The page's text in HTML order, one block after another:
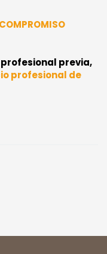
previa,
profesional de